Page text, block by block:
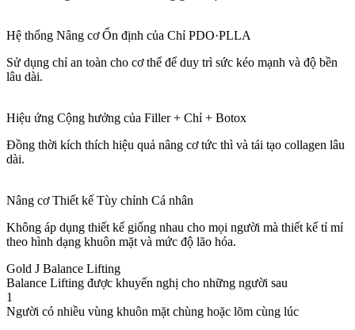
Hệ thống Nâng cơ Ổn định của Chỉ PDO·PLLA
Sử dụng chỉ an toàn cho cơ thể để duy trì sức kéo mạnh và độ bền
lâu dài.
Hiệu ứng Cộng hưởng của Filler + Chỉ + Botox
Đồng thời kích thích hiệu quả nâng cơ tức thì và tái tạo collagen lâu
dài.
Nâng cơ Thiết kế Tùy chỉnh Cá nhân
Không áp dụng thiết kế giống nhau cho mọi người mà thiết kế tỉ mỉ
theo hình dạng khuôn mặt và mức độ lão hóa.
Gold J Balance Lifting
Balance Lifting được khuyến nghị cho những người sau
1
Người có nhiều vùng khuôn mặt chùng hoặc lõm cùng lúc